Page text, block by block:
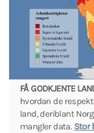
FÅ GODKJENTE
hvordan de
land, deriblant
mangler data. Stor